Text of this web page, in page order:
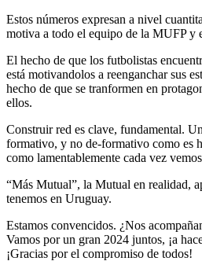
Estos números expresan a nivel
motiva a todo el equipo de la MUFP y
El hecho de que los futbolistas
está motivandolos a reenganchar sus
hecho de que se tranformen en
ellos.
Construir red es clave, fundamental.
formativo, y no de-formativo como es
como lamentablemente cada vez
“Más Mutual”, la Mutual en realidad,
tenemos en Uruguay.
Estamos convencidos. ¿Nos
Vamos por un gran 2024 juntos, ¡a
¡Gracias por el compromiso de todos!